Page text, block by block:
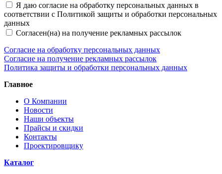
Я даю согласие на обработку персональных данных в
соответствии с Политикой защиты и обработки персональных
данных
Согласен(на) на получение рекламных рассылок
Согласие на обработку персональных данных
Согласие на получение рекламных рассылок
Политика защиты и обработки персональных данных
Главное
О Компании
Новости
Наши объекты
Прайсы и скидки
Контакты
Проектировщику
Каталог